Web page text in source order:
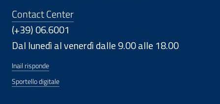
Contact Center
(+39) 06.6001
Dal lunedì al venerdì dalle 9.00 alle 18.00
Inail risponde
Sportello digitale